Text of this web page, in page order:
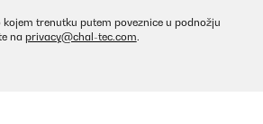
trenutku putem poveznice u podnožju
na privacy@chal-tec.com.